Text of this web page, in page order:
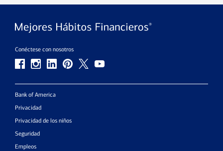
Conéctese con nosotros
Bank of America
Privacidad
Privacidad de los niños
Seguridad
Empleos